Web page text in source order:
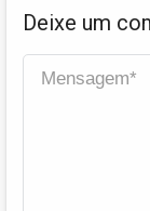
Deixe um